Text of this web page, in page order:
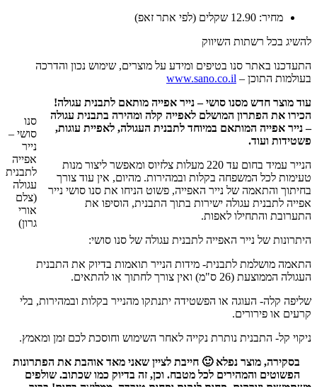
מחיר: 12.90 שקלים (לפי אתר זאפ)
להשיג בכל רשתות השיווק
התעדכנו באתר סנו בטיפים ומידע על מוצרים, שימוש נכון והדרכה
בעולמות התוכן – www.sano.co.il
סנו
סושי –
נייר
אפייה
לתבנית
עגולה
(צלם
אורי
גרון)
עוד מוצר חדש מסנו סושי – נייר אפייה מותאם לתבנית עגולה!
הכירו את הפתרון המושלם לאפייה קלה ומהירה בתבנית עגולה
– נייר אפייה המותאם במיוחד לתבנית העגולה, לאפיית עוגות,
פשטידות ועוד.
הנייר עמיד בחום עד 220 מעלות צלזיוס ומאפשר ליצור מנות
טעימות לכל המשפחה בקלות ובמהירות. מהיום, אין עוד צורך
בחיתוך והתאמה של נייר האפייה, פשוט הניחו את סנו סושי נייר
אפייה לתבנית עגולה ישירות בתוך התבנית, הוסיפו את
התערובת והתחילו לאפות.
היתרונות של נייר האפייה לתבנית עגולה של סנו סושי:
התאמה מושלמת לתבנית- מידות הנייר תואמות בדיוק את התבנית
העגולה הממוצעת (26 ס"מ) ואין צורך לחתוך או להתאים.
שליפה קלה- העוגה או הפשטידה יתנתקו מהנייר בקלות ובמהירות, בלי
קרעים או פירורים.
ניקוי קל- התבנית נותרת נקייה לאחר השימוש וחוסכת לכם זמן ומאמץ.
בסקירה, מוצר נפלא 🙂 חייבת לציין שאני מאד אוהבת את הפתרונות
הפשוטים והמהירים לכל מטבח. וכן, זה בדיוק כמו שכתוב. שולפים